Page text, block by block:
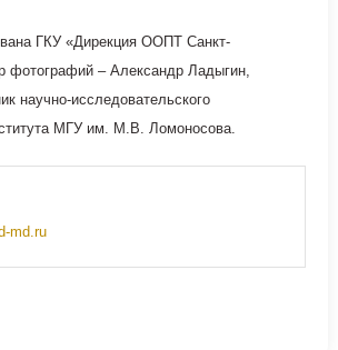
ГКУ «Дирекция ООПТ Санкт-
фотографий – Александр Ладыгин,
научно-исследовательского
МГУ им. М.В. Ломоносова.
md.ru